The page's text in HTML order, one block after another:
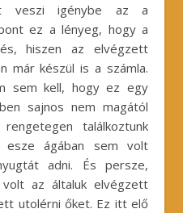
t veszi igénybe az a
ez a lényeg, hogy a
hiszen az elvégzett
már készül is a számla.
sem kell, hogy ez egy
sajnos nem magától
találkoztunk
esze ágában sem volt
adni. És persze,
az általuk elvégzett
utolérni őket. Ez itt elő